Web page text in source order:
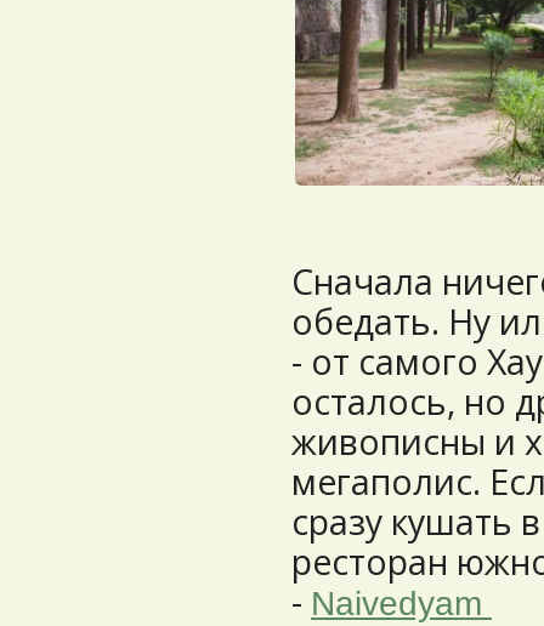
Сначала
обедать. Ну
- от самого
осталось, но
живописны и
мегаполис.
сразу кушать
ресторан
- Naivedyam